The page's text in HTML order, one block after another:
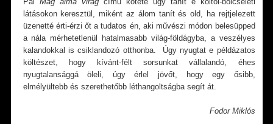
látásokon keresztül, miként az álom tanít és old, ha rejtjelezett
üzenetté érti-érzi őt a tudatos én, aki művészi módon belesüpped
a nála mérhetetlenül hatalmasabb világ-földágyba, a veszélyes
kalandokkal is csiklandozó otthonba. Úgy nyugtat e példázatos
költészet, hogy kívánt-félt sorsunkat vállalandó, éhes
nyugtalansággá öleli, úgy érlel jövőt, hogy egy ősibb,
elmélyültebb és szerethetőbb léthangoltságba segít át.
Fodor Miklós